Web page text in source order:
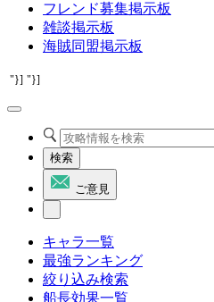
フレンド募集掲示板
雑談掲示板
海賊同盟掲示板
"}] "}]
検索
ご意見
キャラ一覧
最強ランキング
絞り込み検索
船長効果一覧